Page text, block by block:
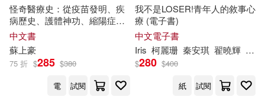
謝佳紘(32) 蘇紹連(31)
COZY城倉(30)
中國經濟出版社(190)
中華書局(187)
新世界出版社(187)
怪奇醫療史：從疫苗發明、疾
病歷史、護體神功、縮陽症、
按摩槍等，解開最不可思議的
醫學古今事
中文書
蘇 上豪
75 折 $285 $380
電
試閱
我不是LOSER!青年人的敘事心
療 (電子書)
中文電子書
Iris 柯麗珊 秦安琪 翟曉輝 蘇
$280 $400
紙
試閱